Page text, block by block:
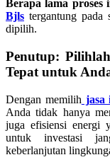
Berapa lama proses
Bjls tergantung pada
dipilih.
Penutup: Pilihlah
Tepat untuk
Dengan memilih jasa
Anda tidak hanya
juga efisiensi energi
untuk investasi
keberlanjutan